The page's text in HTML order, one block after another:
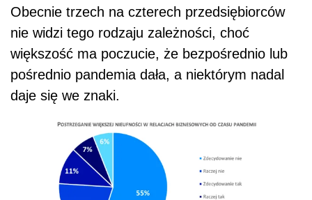
Obecnie trzech na czterech przedsiębiorców
nie widzi tego rodzaju zależności, choć
większość ma poczucie, że bezpośrednio lub
pośrednio pandemia dała, a niektórym nadal
daje się we znaki.